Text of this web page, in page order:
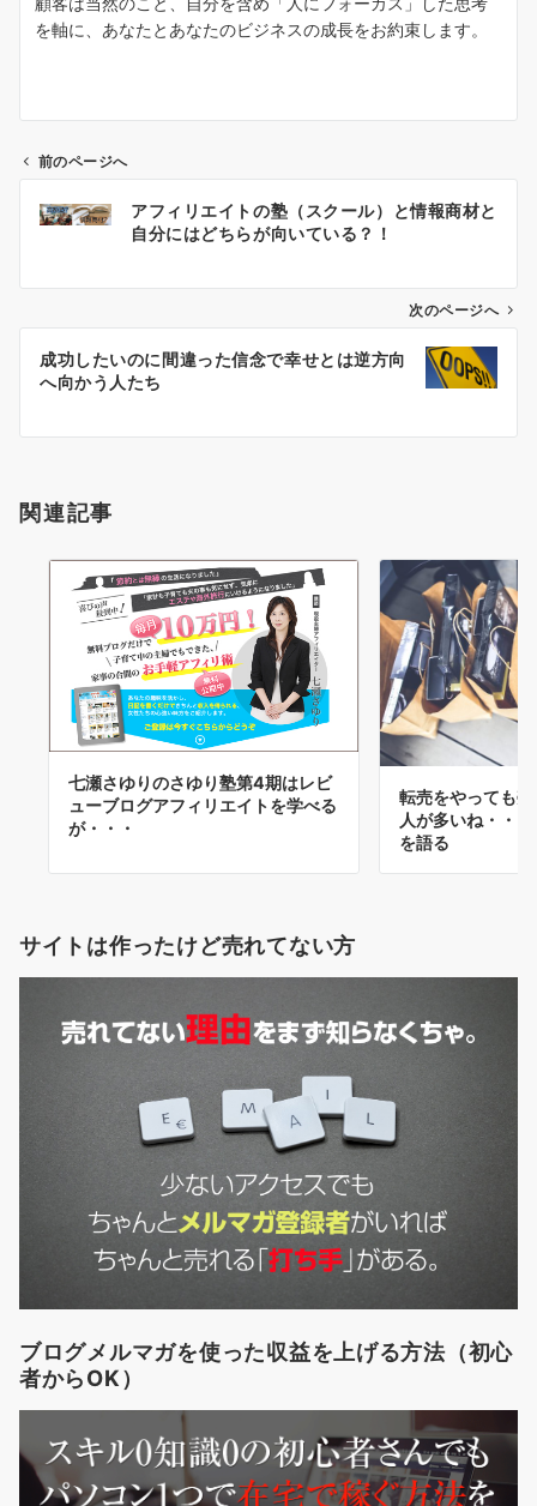
を軸に、あなたとあなたのビジネスの成長をお約束します。
投
稿
ー
ン
前のページへ
アフィリエイトの塾（スクール）と情報商材と
自分にはどちらが向いている？！
次のページへ
成功したいのに間違った信念で幸せとは逆方向
へ向かう人たち
関連記事
七瀬さゆりのさゆり塾第4期はレビ
ューブログアフィリエイトを学べる
が・・・
転売をやっても
人が多いね・・
を語る
サイトは作ったけど売れてない方
ブログメルマガを使った収益を上げる方法（初心
者からOK）